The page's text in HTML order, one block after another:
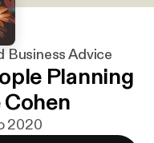
Business Advice
Planning
2020